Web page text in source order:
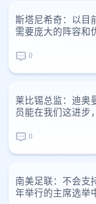
斯塔尼希奇：以目
需要庞大的阵容和
0
莱比锡总监：迪奥
员能在我们这进步
0
南美足联：不会支
年举行的主席选举